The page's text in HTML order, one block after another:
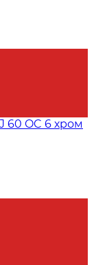
60 OC 6 хром